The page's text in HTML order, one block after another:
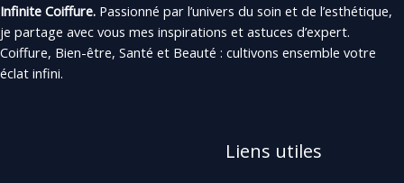
Infinite Coiffure. Passionné par l’univers du soin et de l’esthétique,
je partage avec vous mes inspirations et astuces d’expert.
Coiffure, Bien-être, Santé et Beauté : cultivons ensemble votre
éclat infini.
Liens utiles